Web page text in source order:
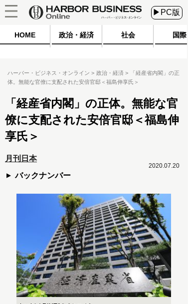
▶PC版
HOME 政治・経済 社会 国際
ハーバー・ビジネス・オンライン 政治・経済
「経産省内閣」の正
体。無能な官僚に支配された安倍官邸＜福島伸享氏＞
「経産省内閣」の正体。無能な官
僚に支配された安倍官邸＜福島伸
享氏＞
月刊日本
バックナンバー
2020.07.20